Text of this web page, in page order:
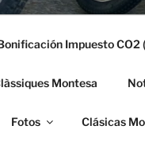
Impuesto CO2
Montesa
Fotos Clásicas